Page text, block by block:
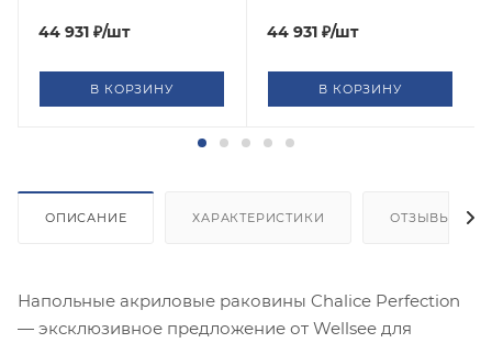
44 931 ₽/шт
В КОРЗИНУ
44 931 ₽/шт
В КОРЗИНУ
ОПИСАНИЕ ХАРАКТЕРИСТИКИ ОТЗЫВЫ
Напольные акриловые раковины Chalice Perfection
— эксклюзивное предложение от Wellsee для